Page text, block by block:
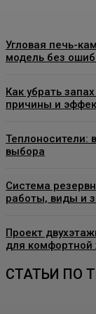
Угловая печь-
модель без
Как убрать
причины и
Теплоносители:
выбора
Система
работы, виды и
Проект
для комфортной
СТАТЬИ ПО